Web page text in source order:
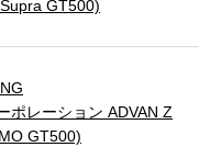
GT500)
ポレーション ADVAN Z
GT500)